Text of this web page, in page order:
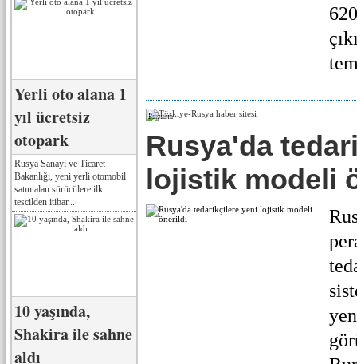
Yerli oto alana 1
yıl ücretsiz
otopark
Rusya Sanayi ve Ticaret
Bakanlığı, yeni yerli otomobil
satın alan sürücülere ilk
tescilden itibar...
10 yaşında,
Shakira ile sahne
aldı
Реклама
Rusya'da
lojistik modeli